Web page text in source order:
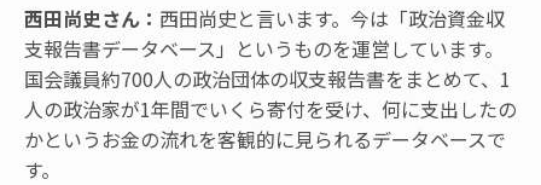
西田尚史さん： 西田尚史と言います。今は「政治資金収
支報告書データベース」というものを運営しています。
国会議員約700人の政治団体の収支報告書をまとめて、1
人の政治家が1年間でいくら寄付を受け、何に支出したの
かというお金の流れを客観的に見られるデータベースで
す。